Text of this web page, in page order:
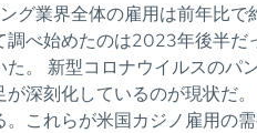
グ業界全体の雇用は前年比
調べ始めたのは2023年後半
た。 新型コロナウイルスの
が深刻化しているのが現状だ
。これらが米国カジノ雇用の